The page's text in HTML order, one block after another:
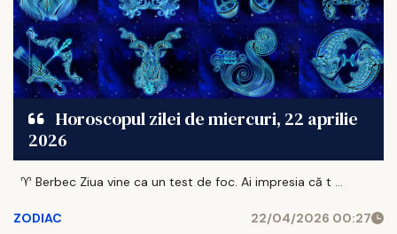
Horoscopul zilei de miercuri, 22 aprilie
2026
♈ Berbec Ziua vine ca un test de foc. Ai impresia că t ...
ZODIAC 22/04/2026 00:27